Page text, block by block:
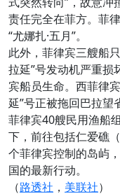
责任完全在菲方。菲
“尤娜扎·五月”。
此外，菲律宾三艘船
拉延”号发动机严重
宾船员生命。西菲律
延”号正被拖回巴拉望
菲律宾40艘民用渔船
下，前往包括仁爱礁
个菲律宾控制的岛屿
国的最新行动。
（路透社 ， 美联社）